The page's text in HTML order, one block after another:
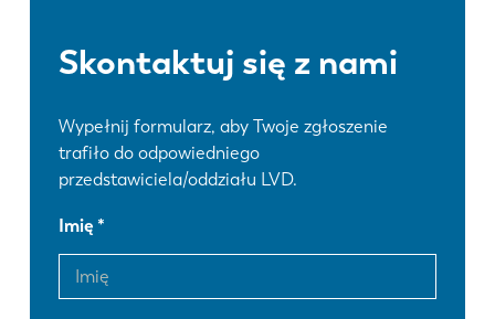
Skontaktuj się z nami
Wypełnij formularz, aby Twoje zgłoszenie
trafiło do odpowiedniego
przedstawiciela/oddziału LVD.
Imię